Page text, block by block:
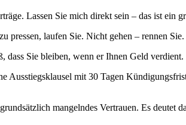
Lassen Sie mich direkt sein – das ist ein
zu pressen, laufen Sie. Nicht gehen – rennen Sie.
Sie bleiben, wenn er Ihnen Geld
Ausstiegsklausel mit 30 Tagen
mangelndes Vertrauen. Es deutet